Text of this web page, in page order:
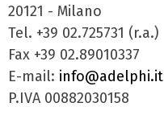
20121 - Milano
Tel. +39 02.725731 (r.a.)
Fax +39 02.89010337
E-mail: info@adelphi.it
P.IVA 00882030158